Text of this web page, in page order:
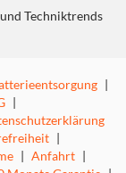
Techniktrends
|
|
|
| Anfahrt |